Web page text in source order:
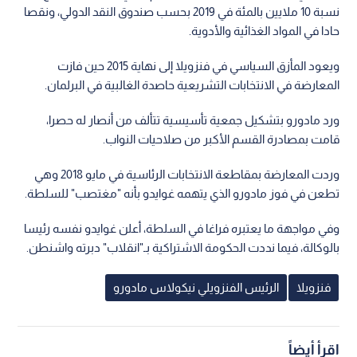
نسبة 10 ملايين بالمئة في 2019 بحسب صندوق النقد الدولي، ونقصا
حادا في المواد الغذائية والأدوية.
ويعود المأزق السياسي في فنزويلا إلى نهاية 2015 حين فازت
المعارضة في الانتخابات التشريعية حاصدة الغالبية في البرلمان.
ورد مادورو بتشكيل جمعية تأسيسية تتألف من أنصار له حصرا،
قامت بمصادرة القسم الأكبر من صلاحيات النواب.
وردت المعارضة بمقاطعة الانتخابات الرئاسية في مايو 2018 وهي
تطعن في فوز مادورو الذي يتهمه غوايدو بأنه "مغتصب" للسلطة.
وفي مواجهة ما يعتبره فراغا في السلطة، أعلن غوايدو نفسه رئيسا
بالوكالة، فيما نددت الحكومة الاشتراكية بـ"انقلاب" دبرته واشنطن.
فنزويلا الرئيس الفنزويلي نيكولاس مادورو
اقرأ أيضاً